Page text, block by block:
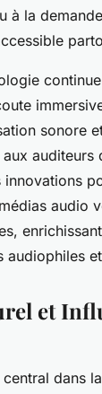
à la
sonore
auditeurs
audio
audiophiles
et
dans